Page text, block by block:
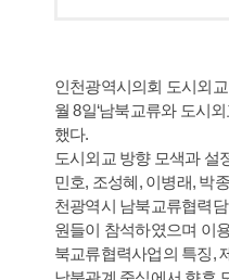
인천광역시의회 도시외
월 8일‘남북교류와 도시
했다.
도시외교 방향 모색과 설
민호, 조성혜, 이병래, 박
천광역시 남북교류협력
원들이 참석하였으며 이
북교류협력사업의 특징,